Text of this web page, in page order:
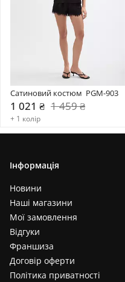
Сатиновий костюм  PGM-903
1 021 ₴ 1 459 ₴
+ 1 колір
Інформація
Новини
Наші магазини
Мої замовлення
Відгуки
Франшиза
Договір оферти
Політика приватності